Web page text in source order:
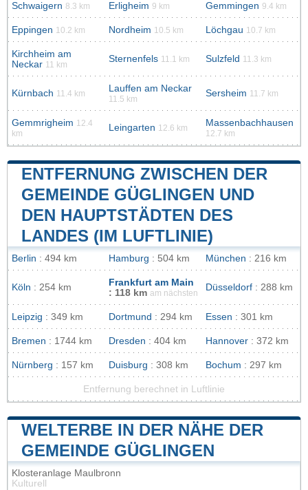
Schwaigern 8.3 km Erligheim 9 km Gemmingen 9.4 km
Eppingen 10.2 km Nordheim 10.5 km Löchgau 10.7 km
Kirchheim am
Neckar 11 km
Sternenfels 11.1 km Sulzfeld 11.3 km
Kürnbach 11.4 km Lauffen am Neckar
11.5 km
Sersheim 11.7 km
Gemmrigheim 12.4
km
Leingarten 12.6 km Massenbachhausen
12.7 km
ENTFERNUNG ZWISCHEN DER
GEMEINDE GÜGLINGEN UND
DEN HAUPTSTÄDTEN DES
LANDES (IM LUFTLINIE)
Berlin : 494 km Hamburg : 504 km München : 216 km
Köln : 254 km
Frankfurt am Main
: 118 km am nächsten
Düsseldorf : 288 km
Leipzig : 349 km Dortmund : 294 km Essen : 301 km
Bremen : 1744 km Dresden : 404 km Hannover : 372 km
Nürnberg : 157 km Duisburg : 308 km Bochum : 297 km
Entfernung berechnet in Luftlinie
WELTERBE IN DER NÄHE DER
GEMEINDE GÜGLINGEN
Klosteranlage Maulbronn
Kulturell